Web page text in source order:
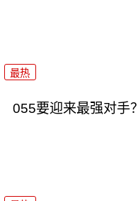
最热
055要迎来最强对手